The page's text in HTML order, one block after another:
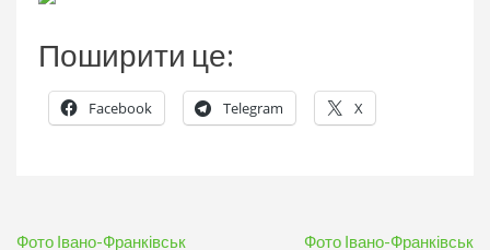
Поширити це:
Facebook Telegram X
Навігація
Фото Івано-Франківськ Фото Івано-Франківськ